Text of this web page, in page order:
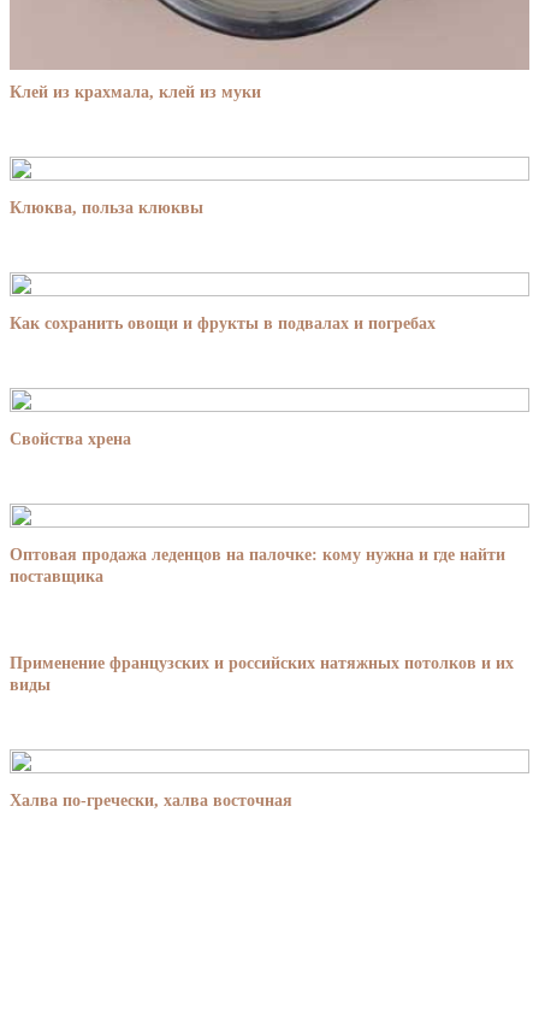
Клей из крахмала, клей из муки
Клюква, польза клюквы
Как сохранить овощи и фрукты в подвалах и погребах
Свойства хрена
Оптовая продажа леденцов на палочке: кому нужна и где найти
поставщика
Применение французских и российских натяжных потолков и их
виды
Халва по-гречески, халва восточная